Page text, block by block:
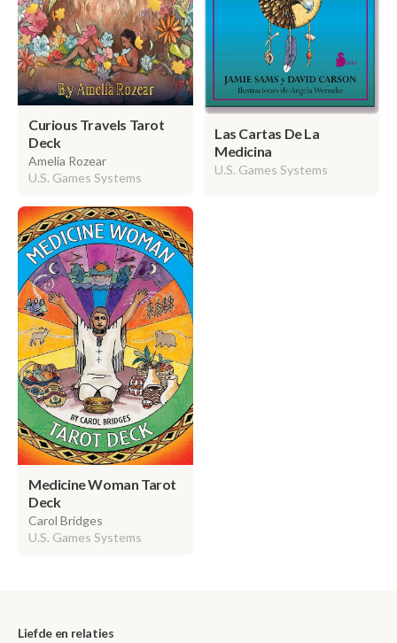
Curious Travels Tarot
Deck
Amelia Rozear
U.S. Games Systems
Las Cartas De La
Medicina
U.S. Games Systems
Medicine Woman Tarot
Deck
Carol Bridges
U.S. Games Systems
Liefde en relaties